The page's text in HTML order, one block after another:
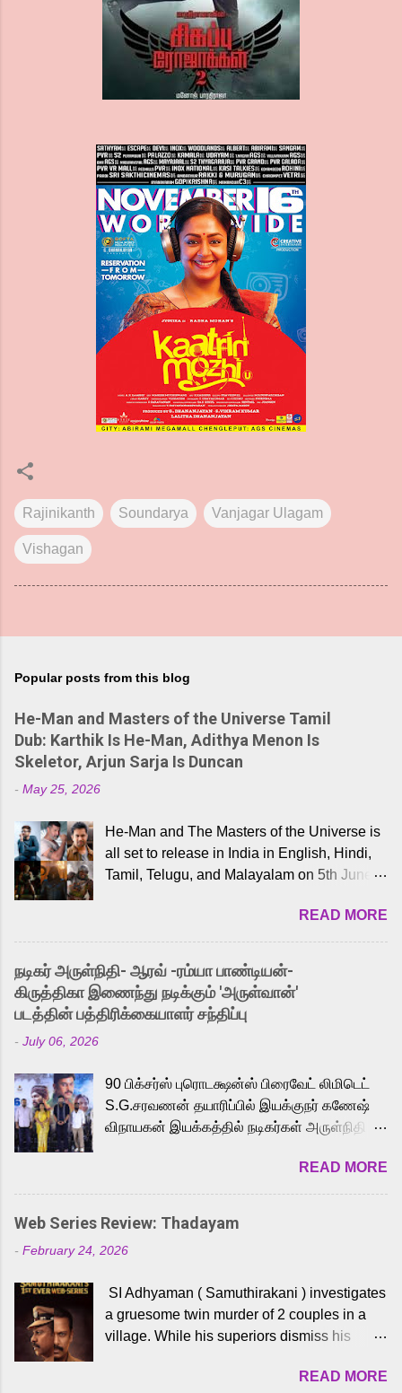
Rajinikanth Soundarya Vanjagar Ulagam
Vishagan
Popular posts from this blog
He-Man and Masters of the Universe Tamil
Dub: Karthik Is He-Man, Adithya Menon Is
Skeletor, Arjun Sarja Is Duncan
- May 25, 2026
He-Man and The Masters of the Universe is
all set to release in India in English, Hindi,
Tamil, Telugu, and Malayalam on 5th June,
received a lot of love from cult He-Man fans
and offered audiences an exciting glimpse
into the world of Eternia, the recently
released Tamil trailer has also generated
strong excitement among Tamil audiences.
Adding to the growing buzz is the film’s
to the iconic superhero He-Man. Known for
memorable songs like “Behene De” from
Raavan, “Oru Maalai” from Ghajini, and
loved for his versatile voice and strong
command over multiple languages, making
him a strong fit for the legendary character.
cinema, voices the menacing Skeletor
across the Tamil, Malayalam, and Telugu
versions. Joining them is Action King Arjun...
READ MORE
நடிகர் அருள்நிதி- ஆரவ் -ரம்யா பாண்டியன்-
கிருத்திகா இணைந்து நடிக்கும் 'அருள்வான்'
படத்தின் பத்திரிக்கையாளர் சந்திப்பு
- July 06, 2026
90 பிக்சர்ஸ் புரொடக்ஷன்ஸ் பிரைவேட் லிமிடெட்
S.G.சரவணன் தயாரிப்பில் இயக்குநர் கணேஷ்
விநாயகன் இயக்கத்தில் நடிகர்கள் அருள்நிதி -
முக்கிய வேடத்தில் இணைந்து நடித்திருக்கும்
'அருள்வான்' திரைப்படத்தினை
பத்திரிக்கையாளர் சந்திப்பு சென்னையில்
நடைபெற்றது. இயக்குநர் கணேஷ் விநாயகன்
இயக்கத்தில் உருவாகியுள்ள 'அருள்வான்'
வெங்கட், ரம்யா பாண்டியன், வி டி வி கணேஷ் ,
ஜான் விஜய், பேபி கிருத்திகா, 'பருத்திவீரன்'
சரவணன், ஹரிஷ் உத்தமன் உள்ளிட்ட பலர்
செய்திருக்கும் இந்த திரைப்படத்திற்கு ஜீ. வி.
READ MORE
Web Series Review: Thadayam
- February 24, 2026
SI Adhyaman ( Samuthirakani ) investigates
a gruesome twin murder of 2 couples in a
village. While his superiors dismiss his
Sshivada ) believes in him and makes him
READ MORE